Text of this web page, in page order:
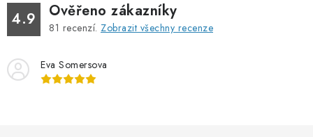
4.9 Ověřeno zákazníky
81 recenzí. Zobrazit všechny recenze
Eva Somersova